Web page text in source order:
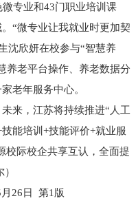
专业和43门职业培训课
“微专业让我就业时更加契
沈欣妍在校参与“智慧养
养老平台操作、养老数据分
老年服务中心。
来，江苏将持续推进“人工
能培训+技能评价+就业服
校际校企共享互认，全面提
26日 第1版